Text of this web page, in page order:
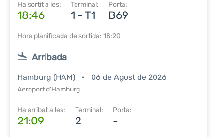
Ha sortit a les:
18:46
Terminal:
1 - T1
Porta:
B69
Hora planificada de sortida: 18:20
Arribada
Hamburg (HAM) 06 de Agost de 2026
Aeroport d'Hamburg
Ha arribat a les:
21:09
Terminal:
2
Porta:
-